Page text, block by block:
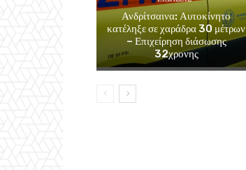
Ανδρίτσαινα: Αυτοκίνητο
κατέληξε σε χαράδρα 30 μέτρων
– Επιχείρηση διάσωσης
32χρονης